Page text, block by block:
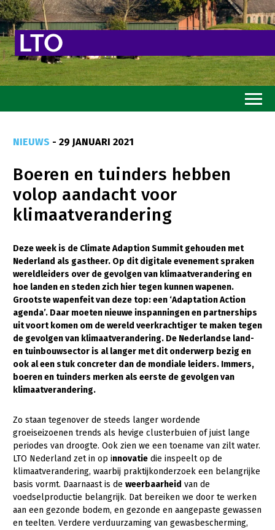
Goed eten
Mooi groen
Sterk ondernemerschap
Transitiepaden
Thema’s
Gezonde planten
Gezonde dieren
Natuur, klimaat en energie
Bodem en water
Platteland en omgeving
Internationaal
Sectoren
Biologische Landbouw
Geitenhouderij
Plant
Akkerbouw
Multifunctionele landbouw
NIEUWS - 29 JANUARI 2021
Boeren en tuinders hebben
volop aandacht voor
klimaatverandering
Deze week is de Climate Adaption Summit gehouden met
Nederland als gastheer. Op dit digitale evenement spraken
wereldleiders over de gevolgen van klimaatverandering en
hoe landen en steden zich hier tegen kunnen wapenen.
Grootste wapenfeit van deze top: een ‘Adaptation Action
agenda’. Daar moeten nieuwe inspanningen en partnerships
uit voort komen om de wereld veerkrachtiger te maken tegen
de gevolgen van klimaatverandering. De Nederlandse land-
en tuinbouwsector is al langer met dit onderwerp bezig en
ook al een stuk concreter dan de mondiale leiders. Immers,
boeren en tuinders merken als eerste de gevolgen van
klimaatverandering.
Zo staan tegenover de steeds langer wordende
groeiseizoenen trends als hevige clusterbuien of juist lange
periodes van droogte. Ook zien we een toename van zilt water.
LTO Nederland zet in op innovatie die inspeelt op de
klimaatverandering, waarbij praktijkonderzoek een belangrijke
basis vormt. Daarnaast is de weerbaarheid van de
voedselproductie belangrijk. Dat bereiken we door te werken
aan een gezonde bodem, en gezonde en aangepaste gewassen
en teelten. Verdere verduurzaming van gewasbescherming,